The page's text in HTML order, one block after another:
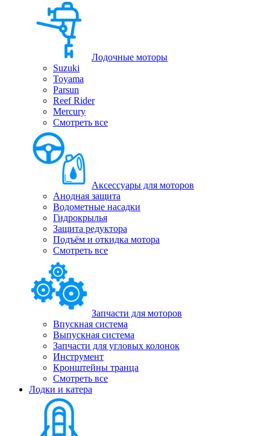
Лодочные моторы
Suzuki
Toyama
Parsun
Reef Rider
Mercury
Смотреть все
Аксессуары для моторов
Анодная защита
Водометные насадки
Гидрокрылья
Защита редуктора
Подъём и откидка мотора
Смотреть все
Запчасти для моторов
Впускная система
Выпускная система
Запчасти для угловых колонок
Инструмент
Кронштейны транца
Смотреть все
Лодки и катера